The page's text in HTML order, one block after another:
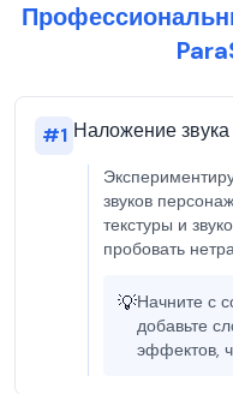
#1 Наложение звука
звуков
текстуры и
пробовать
💡Начните с
добавьте
эффектов,